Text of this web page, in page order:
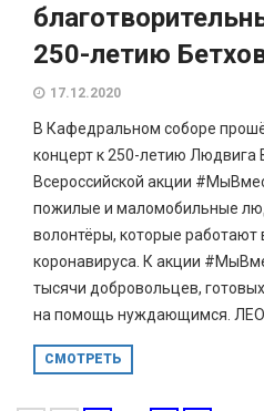
250-летию
17.12.2020
В Кафедральном соборе
концерт к 250-летию Людвига
Всероссийской акции
пожилые и маломобильные
волонтёры, которые
коронавируса. К акции
тысячи добровольцев,
на помощь нуждающимся.
СМОТРЕТЬ